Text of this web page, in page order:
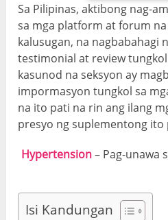
Sa Pilipinas, aktibong nag-
sa mga platform at forum
kalusugan, na nagbabahagi
testimonial at review
kasunod na seksyon ay
impormasyon tungkol sa
na ito pati na rin ang ilang
presyo ng suplementong
Hypertension– Pag-unawa
Isi Kandungan